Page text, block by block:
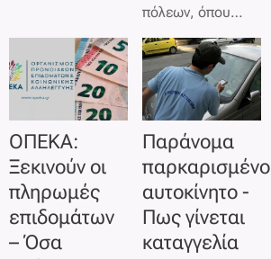
δυνατότητα σε
νοικοκυριά,
επαγγελματίες και
επιχειρήσεις να
προχωρήσουν σε
ευνοϊκότερη
ρύθμιση των
ληξιπρόθεσμων
οφειλών τους.
πόλεων, όπου
καρέκλες,
καφάσια,
γλάστρες ή ακόμα
και μηχανάκια
«φυλάνε» μια
θέση
στάθμευσης,
μπαίνει πλέον στο
στόχαστρο του
νέου Κώδικα
ΟΠΕΚΑ:
Ξεκινούν οι
πληρωμές
επιδομάτων
– Όσα
Παράνομα
παρκαρισμένο
αυτοκίνητο -
Πως γίνεται
καταγγελία